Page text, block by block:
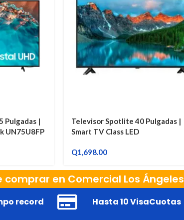
Pulgadas |
UN75U8FP
Televisor Spotlite 40 Pulgadas |
Smart TV Class LED
Q1,698.00
comprar en Comercial Los Ángeles
record Hasta 10 VisaCuotas